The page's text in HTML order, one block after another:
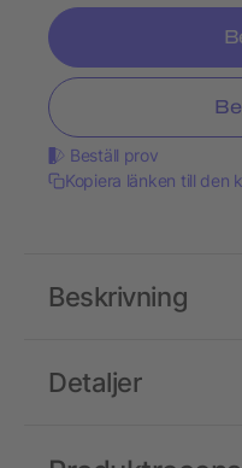
Beställ prov
Kopiera länken till den
Detaljer
Beskrivning